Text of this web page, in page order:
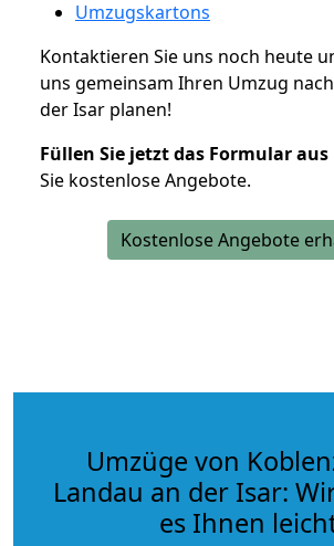
Umzugskartons
Kontaktieren Sie uns noch heute
uns gemeinsam Ihren Umzug
der Isar planen!
Füllen Sie jetzt das Formular aus
Sie kostenlose Angebote.
Kostenlose Angebote
Umzüge von
Landau an der Isar:
es Ihnen